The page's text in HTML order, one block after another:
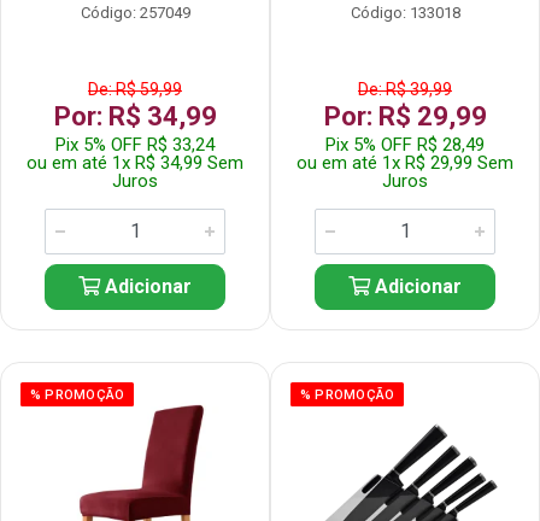
Código: 257049
De: R$ 59,99
Por: R$ 34,99
Pix 5% OFF R$ 33,24
ou em até 1x R$ 34,99 Sem
Juros
Adicionar
Código: 133018
De: R$ 39,99
Por: R$ 29,99
Pix 5% OFF R$ 28,49
ou em até 1x R$ 29,99 Sem
Juros
Adicionar
% PROMOÇÃO % PROMOÇÃO